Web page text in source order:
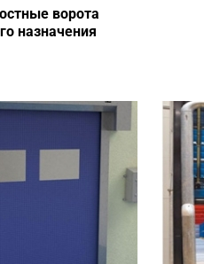
ворота
назначения